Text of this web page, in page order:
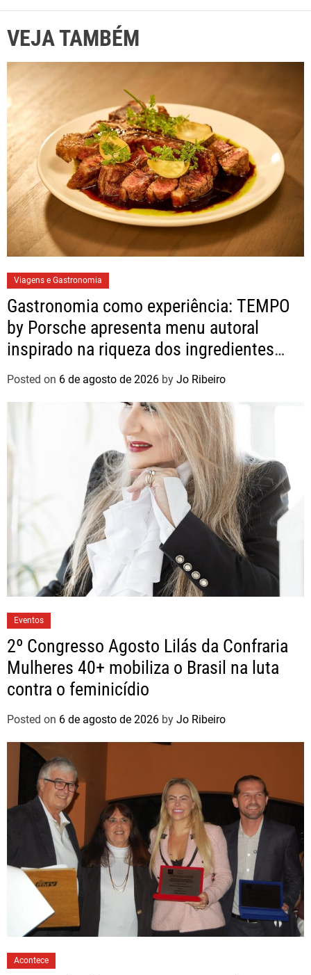
VEJA TAMBÉM
Viagens e Gastronomia
Gastronomia como experiência: TEMPO
by Porsche apresenta menu autoral
inspirado na riqueza dos ingredientes
brasileiros
Posted on 6 de agosto de 2026 by Jo Ribeiro
Eventos
2º Congresso Agosto Lilás da Confraria
Mulheres 40+ mobiliza o Brasil na luta
contra o feminicídio
Posted on 6 de agosto de 2026 by Jo Ribeiro
Acontece